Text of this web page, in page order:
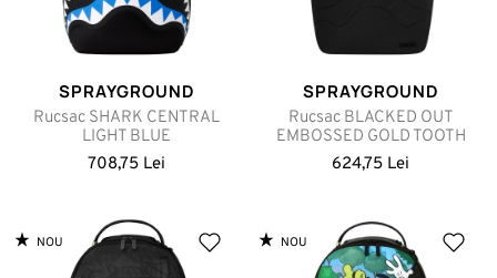
SPRAYGROUND
Rucsac SHARK CENTRAL
LIGHT BLUE
708,75 Lei
SPRAYGROUND
Rucsac BLACKED OUT
EMBOSSED GOLD TOOTH
624,75 Lei
NOU NOU